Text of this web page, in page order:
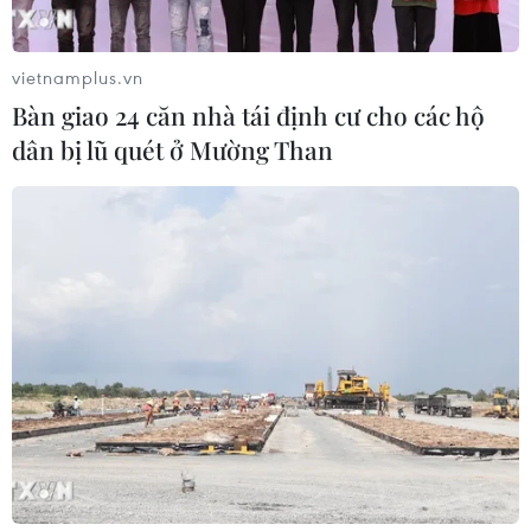
Quốc hội
05/08/2026 09:37
Chủ tịch Quốc hội kiêm Chủ
tịch Hạ viện Thái Lan viếng Lăng Bác
và tưởng niệm Anh hùng liệt sỹ
Tô Lâm tiếp Đại sứ Malaysia
Thường trực Ban Bí thư Trần
Cẩm Tú tiếp Đại sứ Singapore tại Việt
vietnamplus.vn
Bàn giao 24 căn nhà tái định cư cho các hộ
dân bị lũ quét ở Mường Than